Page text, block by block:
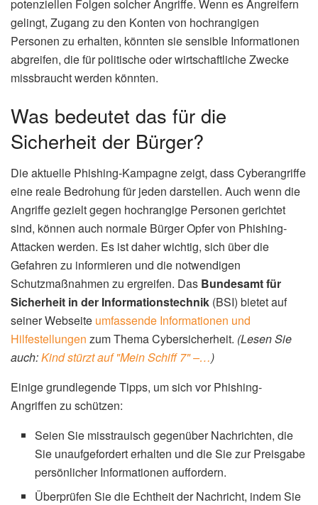
potenziellen Folgen solcher Angriffe. Wenn es Angreifern
gelingt, Zugang zu den Konten von hochrangigen
Personen zu erhalten, könnten sie sensible Informationen
abgreifen, die für politische oder wirtschaftliche Zwecke
missbraucht werden könnten.
Was bedeutet das für die
Sicherheit der Bürger?
Die aktuelle Phishing-Kampagne zeigt, dass Cyberangriffe
eine reale Bedrohung für jeden darstellen. Auch wenn die
Angriffe gezielt gegen hochrangige Personen gerichtet
sind, können auch normale Bürger Opfer von Phishing-
Attacken werden. Es ist daher wichtig, sich über die
Gefahren zu informieren und die notwendigen
Schutzmaßnahmen zu ergreifen. Das Bundesamt für
Sicherheit in der Informationstechnik (BSI) bietet auf
seiner Webseite umfassende Informationen und
Hilfestellungen zum Thema Cybersicherheit. (Lesen Sie
auch:Kind stürzt auf "Mein Schiff 7" –…)
Einige grundlegende Tipps, um sich vor Phishing-
Angriffen zu schützen:
Seien Sie misstrauisch gegenüber Nachrichten, die
Sie unaufgefordert erhalten und die Sie zur Preisgabe
persönlicher Informationen auffordern.
Überprüfen Sie die Echtheit der Nachricht, indem Sie